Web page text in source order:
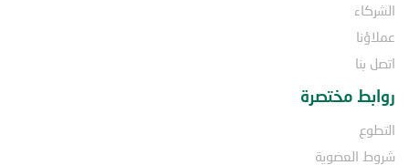
الشركاء
عملاؤنا
اتصل بنا
روابط مختصرة
التطوع
شروط العضوية